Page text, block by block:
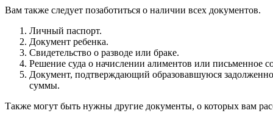
Вам также следует позаботиться о наличии всех документов.
Личный паспорт.
Документ ребенка.
Свидетельство о разводе или браке.
Решение суда о начислении алиментов или письменное
Документ, подтверждающий образовавшуюся
суммы.
Также могут быть нужны другие документы, о которых вам